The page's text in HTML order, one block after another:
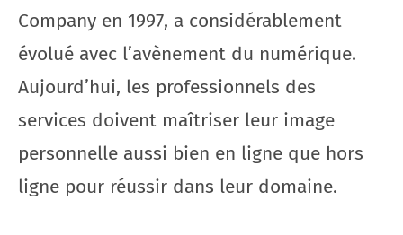
Company en 1997, a considérablement
évolué avec l’avènement du numérique.
Aujourd’hui, les professionnels des
services doivent maîtriser leur image
personnelle aussi bien en ligne que hors
ligne pour réussir dans leur domaine.